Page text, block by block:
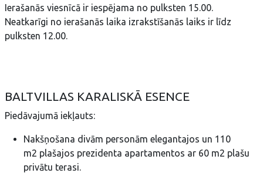
Ierašanās viesnīcā ir iespējama no pulksten 15.00.
Neatkarīgi no ierašanās laika izrakstīšanās laiks ir līdz
pulksten 12.00.
BALTVILLAS KARALISKĀ ESENCE
Piedāvajumā iekļauts:
Nakšņošana divām personām elegantajos un 110
m2 plašajos prezidenta apartamentos ar 60 m2 plašu
privātu terasi.